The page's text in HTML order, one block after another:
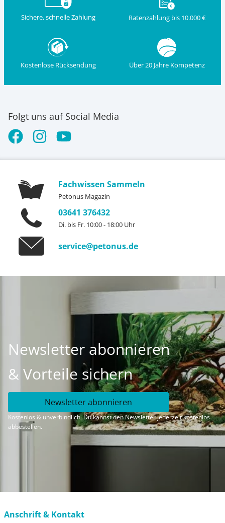
Sichere, schnelle Zahlung Ratenzahlung bis 10.000 €
Kostenlose Rücksendung Über 20 Jahre Kompetenz
Folgt uns auf Social Media
Fachwissen Sammeln
Petonus Magazin
03641 376432
Di. bis Fr. 10:00 - 18:00 Uhr
service@petonus.de
Newsletter abonnieren
& Vorteile sichern
Newsletter abonnieren
Kostenlos & unverbindlich. Du kannst den Newsletter jederzeit kostenlos
abbestellen.
Anschrift & Kontakt